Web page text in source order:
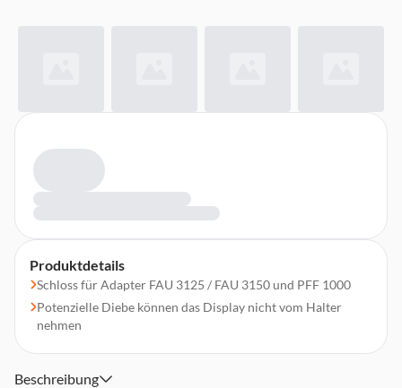
Produktdetails
Schloss für Adapter FAU 3125 / FAU 3150 und PFF 1000
Potenzielle Diebe können das Display nicht vom Halter
nehmen
Beschreibung